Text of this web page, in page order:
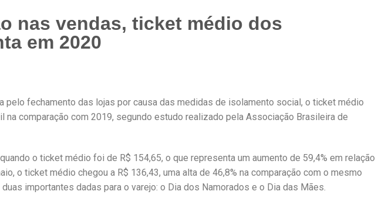
nas vendas, ticket médio dos
em 2020
pelo fechamento das lojas por causa das medidas de isolamento social, o ticket médio
comparação com 2019, segundo estudo realizado pela Associação Brasileira de
o ticket médio foi de R$ 154,65, o que representa um aumento de 59,4% em relação
o ticket médio chegou a R$ 136,43, uma alta de 46,8% na comparação com o mesmo
importantes dadas para o varejo: o Dia dos Namorados e o Dia das Mães.